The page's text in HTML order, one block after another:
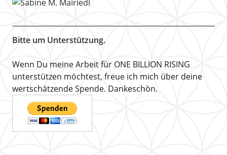
Bitte um Unterstützung.
Wenn Du meine Arbeit für ONE BILLION RISING
unterstützen möchtest, freue ich mich über deine
wertschätzende Spende. Dankeschön.